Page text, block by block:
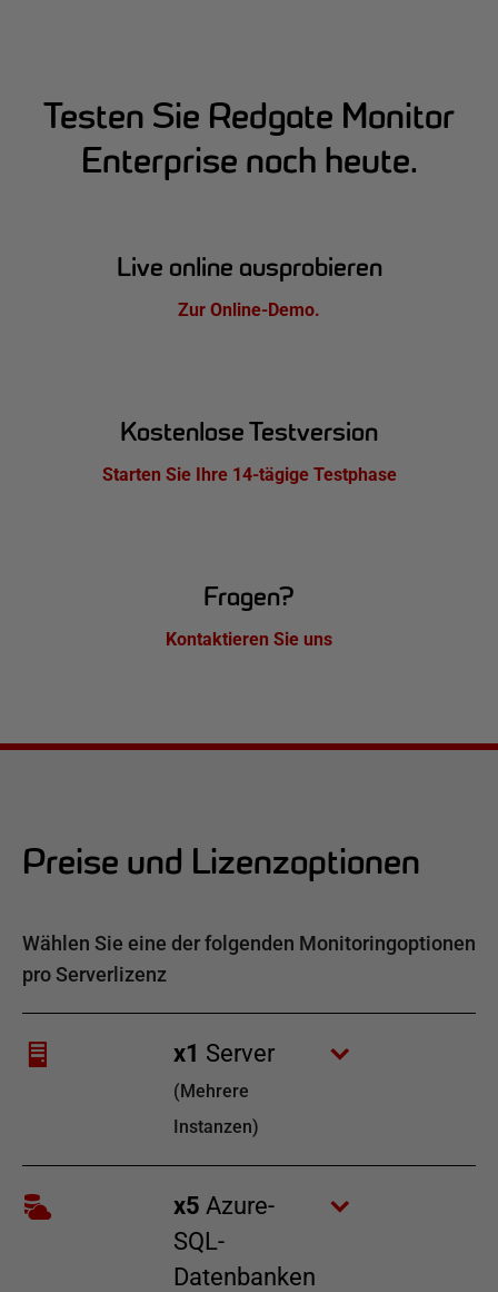
Testen Sie Redgate Monitor
Enterprise noch heute.
Live online ausprobieren
Zur Online-Demo.
Kostenlose Testversion
Starten Sie Ihre 14-tägige Testphase
Fragen?
Kontaktieren Sie uns
Preise und Lizenzoptionen
Wählen Sie eine der folgenden Monitoringoptionen
pro Serverlizenz
x1 Server
(Mehrere
Instanzen)
x5 Azure-
SQL-
Datenbanken